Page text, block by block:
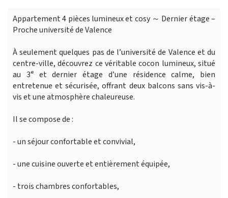
Appartement 4 pièces lumineux et cosy ～ Dernier étage –
Proche université de Valence
À seulement quelques pas de l’université de Valence et du
centre-ville, découvrez ce véritable cocon lumineux, situé
au 3ᵉ et dernier étage d’une résidence calme, bien
entretenue et sécurisée, offrant deux balcons sans vis-à-
vis et une atmosphère chaleureuse.
Il se compose de :
- un séjour confortable et convivial,
- une cuisine ouverte et entièrement équipée,
- trois chambres confortables,